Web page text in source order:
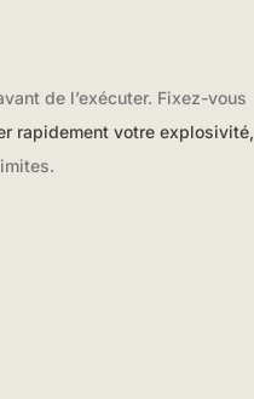
de l’exécuter. Fixez-vous
rapidement votre explosivité,